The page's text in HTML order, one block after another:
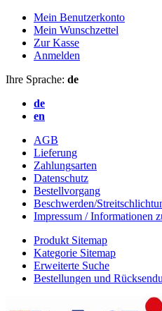
Mein Benutzerkonto
Mein Wunschzettel
Zur Kasse
Anmelden
Ihre Sprache: de
de
en
AGB
Lieferung
Zahlungsarten
Datenschutz
Bestellvorgang
Beschwerden/
Impressum / Informationen
Produkt Sitemap
Kategorie Sitemap
Erweiterte Suche
Bestellungen und